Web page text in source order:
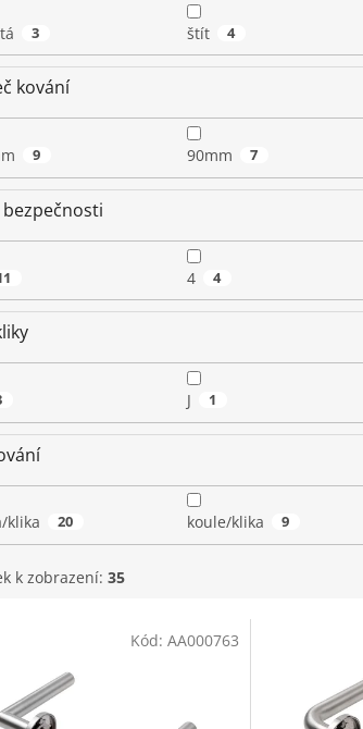
3 štít 4
kování
9 90mm 7
4 4
J 1
klika 20 koule/klika 9
k zobrazení: 35
Kód: AA000763